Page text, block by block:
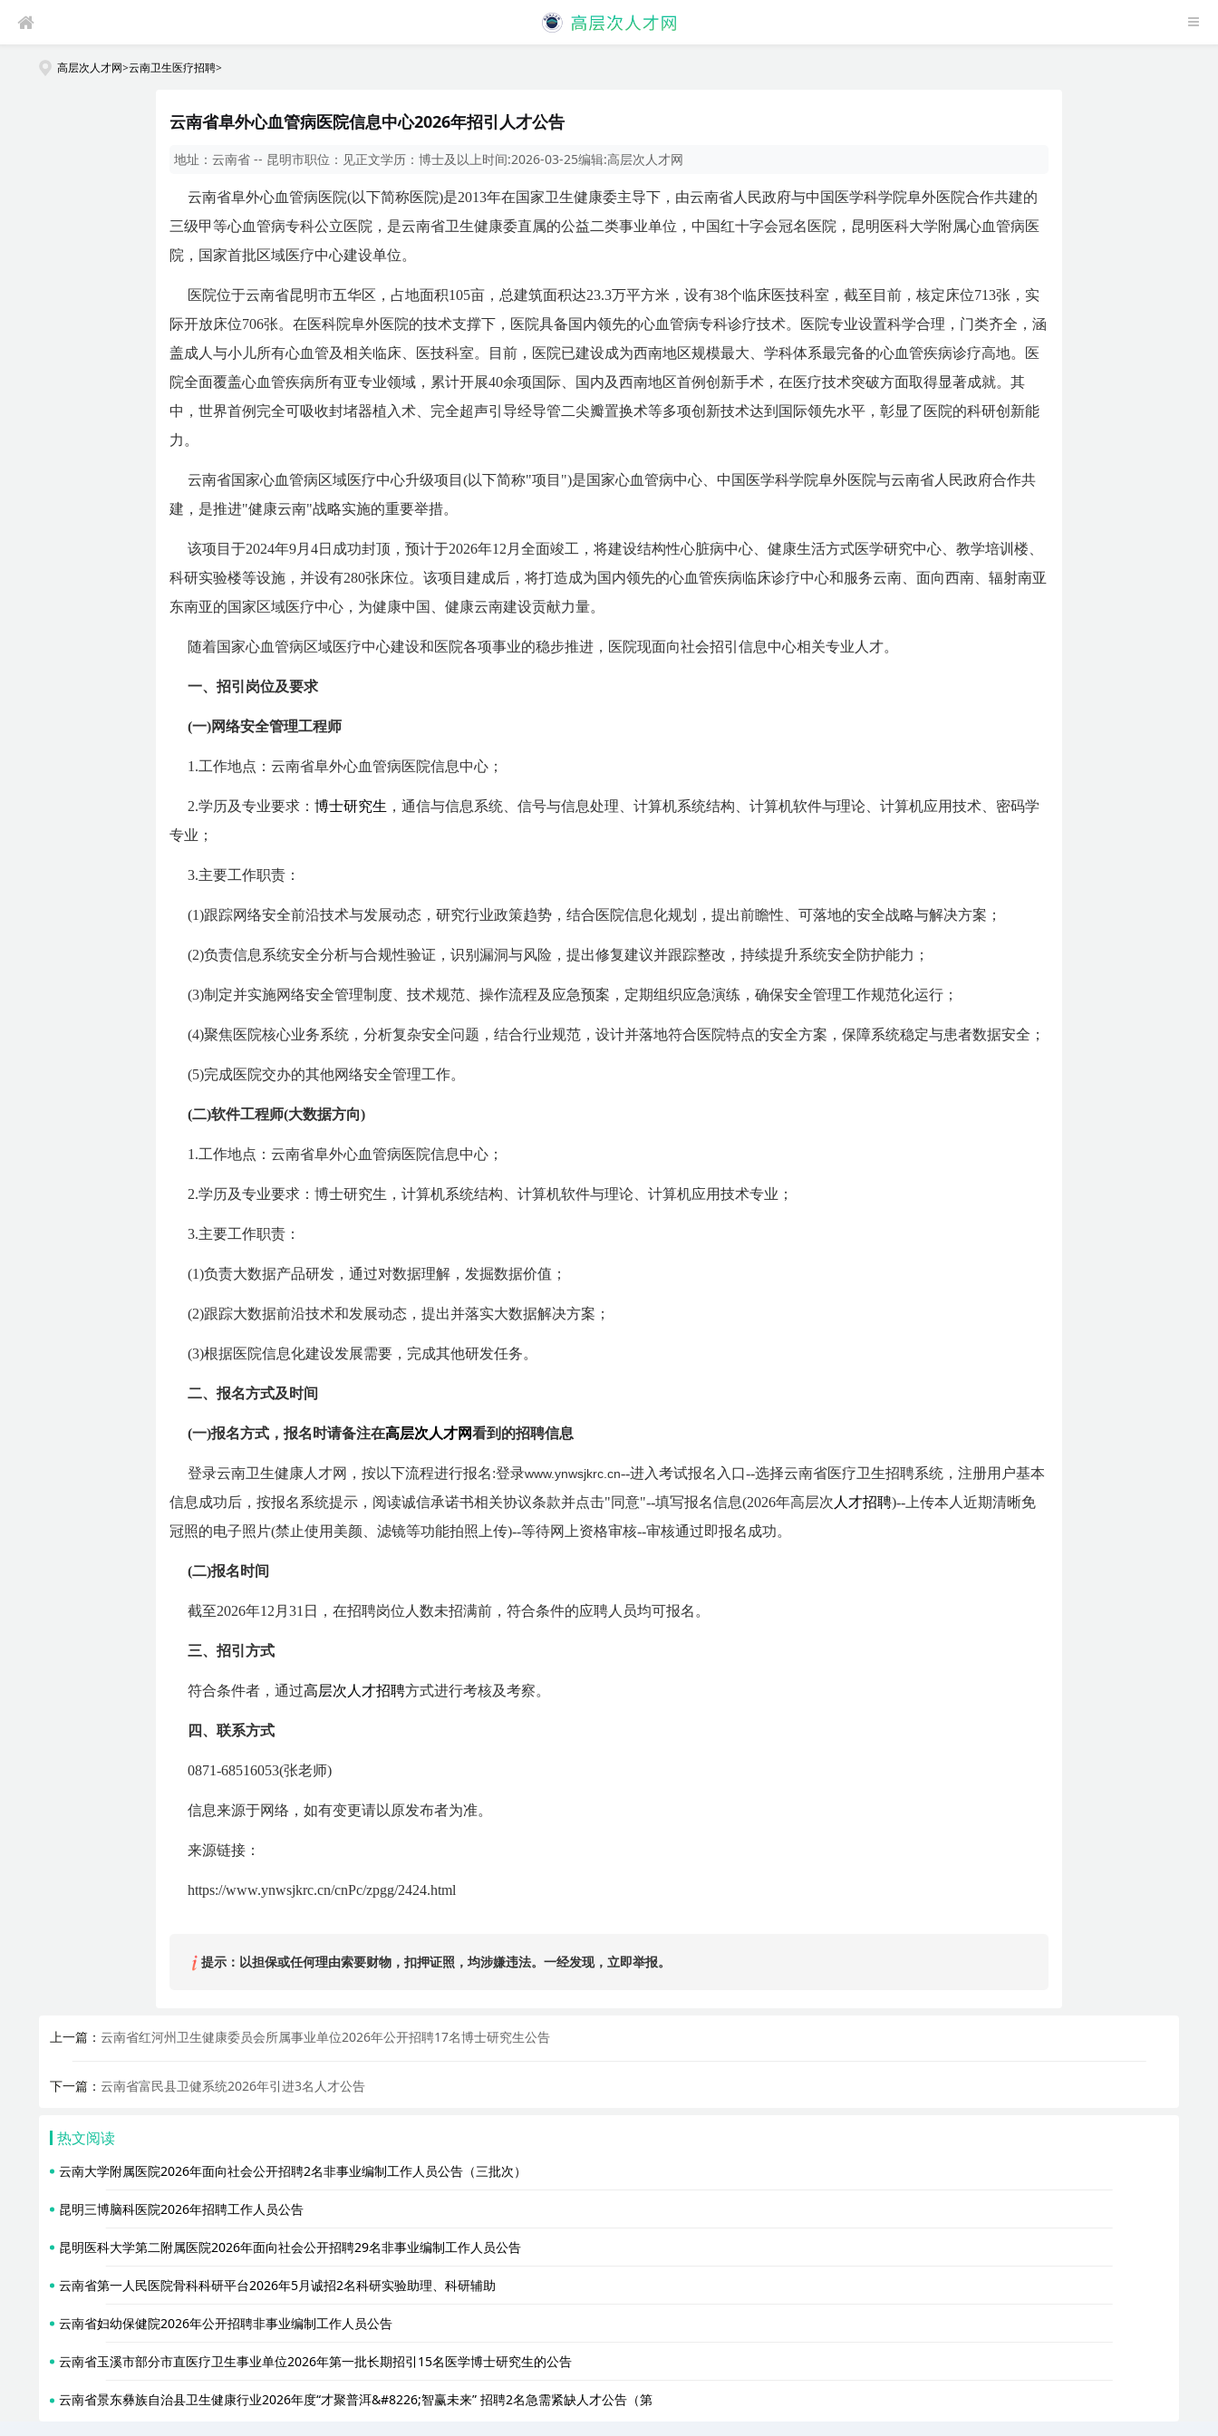
高层次人才网>云南卫生医疗招聘>
云南省阜外心血管病医院信息中心2026年招引人才公告
地址： 云南省 -- 昆明市职位： 见正文学历： 博士及以上时间:2026-03-25编辑:高层次人才网
云南省阜外心血管病医院(以下简称医院)是2013年在国家卫生健康委主导下，由云南省人民政府与中国医学科学院阜外医院合作共建的
三级甲等心血管病专科公立医院，是云南省卫生健康委直属的公益二类事业单位，中国红十字会冠名医院，昆明医科大学附属心血管病医
院，国家首批区域医疗中心建设单位。
医院位于云南省昆明市五华区，占地面积105亩，总建筑面积达23.3万平方米，设有38个临床医技科室，截至目前，核定床位713张，实
际开放床位706张。在医科院阜外医院的技术支撑下，医院具备国内领先的心血管病专科诊疗技术。医院专业设置科学合理，门类齐全，涵
盖成人与小儿所有心血管及相关临床、医技科室。目前，医院已建设成为西南地区规模最大、学科体系最完备的心血管疾病诊疗高地。医
院全面覆盖心血管疾病所有亚专业领域，累计开展40余项国际、国内及西南地区首例创新手术，在医疗技术突破方面取得显著成就。其
中，世界首例完全可吸收封堵器植入术、完全超声引导经导管二尖瓣置换术等多项创新技术达到国际领先水平，彰显了医院的科研创新能
力。
云南省国家心血管病区域医疗中心升级项目(以下简称"项目")是国家心血管病中心、中国医学科学院阜外医院与云南省人民政府合作共
建，是推进"健康云南"战略实施的重要举措。
该项目于2024年9月4日成功封顶，预计于2026年12月全面竣工，将建设结构性心脏病中心、健康生活方式医学研究中心、教学培训楼、
科研实验楼等设施，并设有280张床位。该项目建成后，将打造成为国内领先的心血管疾病临床诊疗中心和服务云南、面向西南、辐射南亚
东南亚的国家区域医疗中心，为健康中国、健康云南建设贡献力量。
随着国家心血管病区域医疗中心建设和医院各项事业的稳步推进，医院现面向社会招引信息中心相关专业人才。
一、招引岗位及要求
(一)网络安全管理工程师
1.工作地点：云南省阜外心血管病医院信息中心；
2.学历及专业要求： 博士研究生 ，通信与信息系统、信号与信息处理、计算机系统结构、计算机软件与理论、计算机应用技术、密码学
专业；
3.主要工作职责：
(1)跟踪网络安全前沿技术与发展动态，研究行业政策趋势，结合医院信息化规划，提出前瞻性、可落地的安全战略与解决方案；
(2)负责信息系统安全分析与合规性验证，识别漏洞与风险，提出修复建议并跟踪整改，持续提升系统安全防护能力；
(3)制定并实施网络安全管理制度、技术规范、操作流程及应急预案，定期组织应急演练，确保安全管理工作规范化运行；
(4)聚焦医院核心业务系统，分析复杂安全问题，结合行业规范，设计并落地符合医院特点的安全方案，保障系统稳定与患者数据安全；
(5)完成医院交办的其他网络安全管理工作。
(二)软件工程师(大数据方向)
1.工作地点：云南省阜外心血管病医院信息中心；
2.学历及专业要求：博士研究生，计算机系统结构、计算机软件与理论、计算机应用技术专业；
3.主要工作职责：
(1)负责大数据产品研发，通过对数据理解，发掘数据价值；
(2)跟踪大数据前沿技术和发展动态，提出并落实大数据解决方案；
(3)根据医院信息化建设发展需要，完成其他研发任务。
二、报名方式及时间
(一)报名方式，报名时请备注在高层次人才网看到的招聘信息
登录云南卫生健康人才网，按以下流程进行报名:登录www.ynwsjkrc.cn--进入考试报名入口--选择云南省医疗卫生招聘系统，注册用户基本
信息成功后，按报名系统提示，阅读诚信承诺书相关协议条款并点击"同意"--填写报名信息(2026年高层次 人才招聘)--上传本人近期清晰免
冠照的电子照片(禁止使用美颜、滤镜等功能拍照上传)--等待网上资格审核--审核通过即报名成功。
(二)报名时间
截至2026年12月31日，在招聘岗位人数未招满前，符合条件的应聘人员均可报名。
三、招引方式
符合条件者，通过高层次人才招聘方式进行考核及考察。
四、联系方式
0871-68516053(张老师)
信息来源于网络，如有变更请以原发布者为准。
来源链接：
https://www.ynwsjkrc.cn/cnPc/zpgg/2424.html
提示：以担保或任何理由索要财物，扣押证照，均涉嫌违法。一经发现，立即举报。
上一篇：云南省红河州卫生健康委员会所属事业单位2026年公开招聘17名博士研究生公告
下一篇：云南省富民县卫健系统2026年引进3名人才公告
热文阅读
云南大学附属医院2026年面向社会公开招聘2名非事业编制工作人员公告（三批次）
昆明三博脑科医院2026年招聘工作人员公告
昆明医科大学第二附属医院2026年面向社会公开招聘29名非事业编制工作人员公告
云南省第一人民医院骨科科研平台2026年5月诚招2名科研实验助理、科研辅助
云南省妇幼保健院2026年公开招聘非事业编制工作人员公告
云南省玉溪市部分市直医疗卫生事业单位2026年第一批长期招引15名医学博士研究生的公告
云南省景东彝族自治县卫生健康行业2026年度“才聚普洱&#8226;智赢未来” 招聘2名急需紧缺人才公告（第